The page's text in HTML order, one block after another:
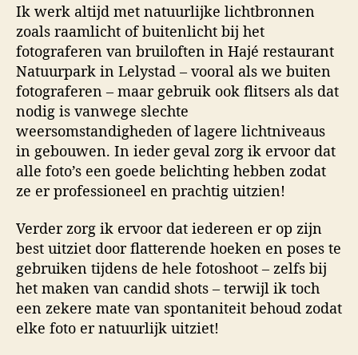
Ik werk altijd met natuurlijke lichtbronnen
zoals raamlicht of buitenlicht bij het
fotograferen van bruiloften in Hajé restaurant
Natuurpark in Lelystad – vooral als we buiten
fotograferen – maar gebruik ook flitsers als dat
nodig is vanwege slechte
weersomstandigheden of lagere lichtniveaus
in gebouwen. In ieder geval zorg ik ervoor dat
alle foto’s een goede belichting hebben zodat
ze er professioneel en prachtig uitzien!
Verder zorg ik ervoor dat iedereen er op zijn
best uitziet door flatterende hoeken en poses te
gebruiken tijdens de hele fotoshoot – zelfs bij
het maken van candid shots – terwijl ik toch
een zekere mate van spontaniteit behoud zodat
elke foto er natuurlijk uitziet!